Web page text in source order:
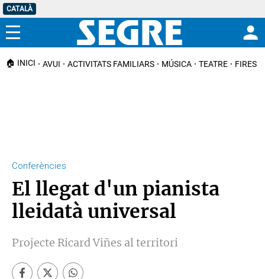
CATALÀ
Menú
🏠 INICI AVUI ACTIVITATS FAMILIARS MÚSICA TEATRE FIRES I
Conferències
El llegat d'un pianista
lleidatà universal
Projecte Ricard Viñes al territori